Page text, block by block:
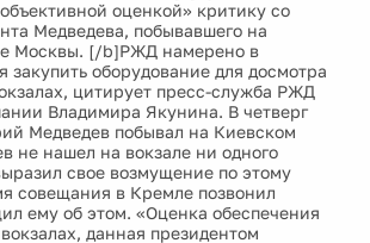
оценкой» критику со
Медведева, побывавшего на
Москвы. [/b]РЖД намерено в
оборудование для досмотра
цитирует пресс-служба РЖД
Владимира Якунина. В четверг
Медведев побывал на Киевском
не нашел на вокзале ни одного
свое возмущение по этому
совещания в Кремле позвонил
ему об этом. «Оценка обеспечения
данная президентом